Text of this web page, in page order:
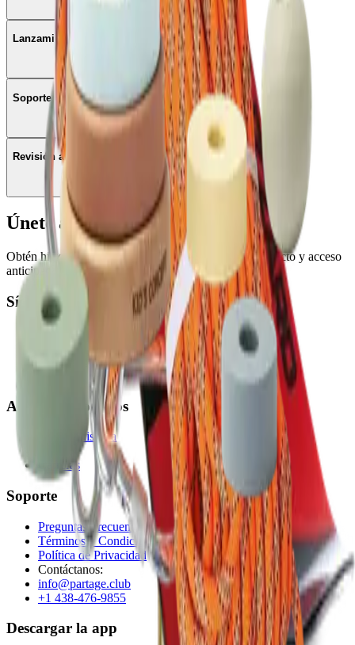
Lanzamiento y activación
Soporte continuo
Revisión anual e informe de impacto
Únete al movimiento
Obtén historias para compartir, actualizaciones de impacto y acceso
anticipado a nuevas funciones.
Síguenos
Instagram
TikTok
Facebook
Acerca de nosotros
Nuestra historia
Carreras
Soporte
Preguntas Frecuentes
Términos y Condiciones
Política de Privacidad
Contáctanos:
info@partage.club
+1 438-476-9855
Descargar la app